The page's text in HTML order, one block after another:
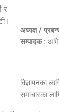
र
अध्यक्ष /
सम्पादक :
विज्ञापनका
समाचारका